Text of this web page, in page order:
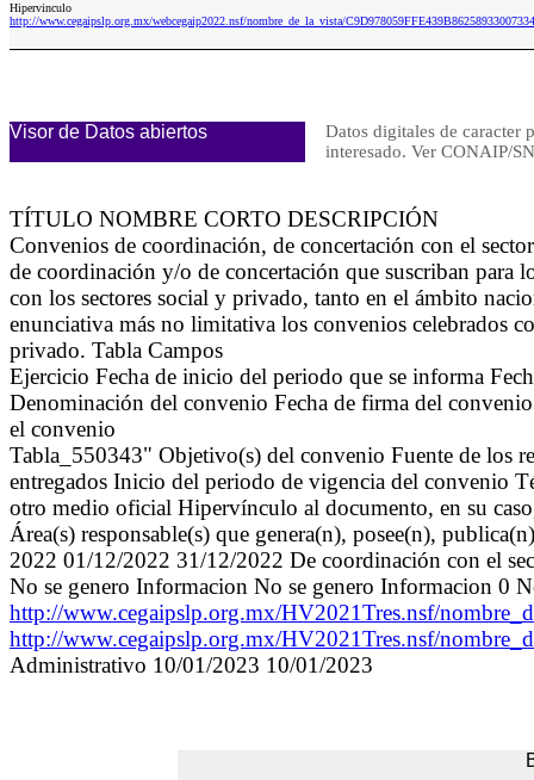
Hipervinculo
http://www.cegaipslp.org.mx/webcegaip2022.nsf/nombre_de_la_vista/
Visor de Datos abiertos
Datos digitales de caracter
interesado. Ver CONAIP/
TÍTULO NOMBRE CORTO DESCRIPCIÓN
Convenios de coordinación, de concertación con el
de coordinación y/o de concertación que suscriban para
con los sectores social y privado, tanto en el ámbito
enunciativa más no limitativa los convenios celebrados
privado. Tabla Campos
Ejercicio Fecha de inicio del periodo que se informa
Denominación del convenio Fecha de firma del
el convenio
Tabla_550343" Objetivo(s) del convenio Fuente de los
entregados Inicio del periodo de vigencia del convenio
otro medio oficial Hipervínculo al documento, en su
Área(s) responsable(s) que genera(n), posee(n),
2022 01/12/2022 31/12/2022 De coordinación con el
No se genero Informacion No se genero Informacion 0
http://www.cegaipslp.org.mx/HV2021Tres.nsf/
http://www.cegaipslp.org.mx/HV2021Tres.nsf/
Administrativo 10/01/2023 10/01/2023